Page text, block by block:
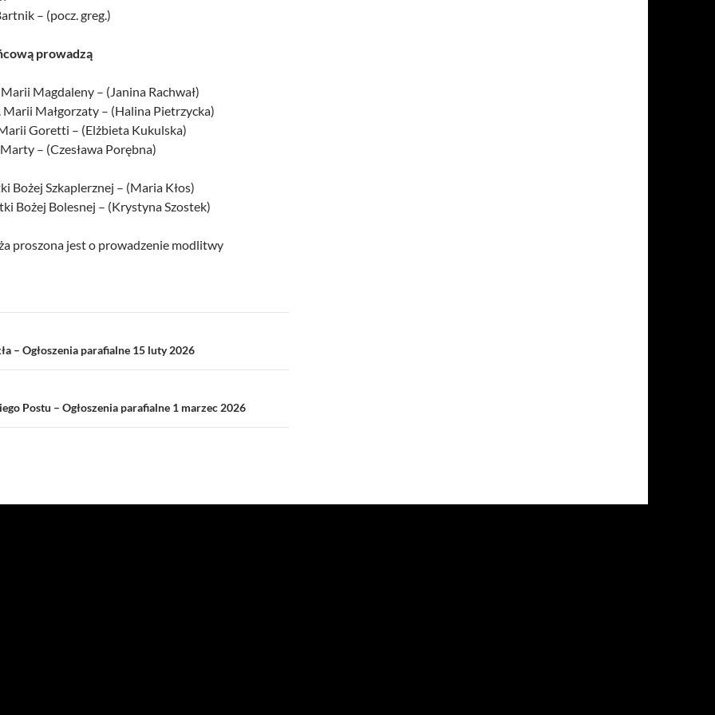
– (pocz. greg.)
prowadzą
Marii Magdaleny – (Janina Rachwał)
Marii Małgorzaty – (Halina Pietrzycka)
Marii Goretti – (Elżbieta Kukulska)
– (Czesława Porębna)
Bożej Szkaplerznej – (Maria Kłos)
Bożej Bolesnej – (Krystyna Szostek)
proszona jest o prowadzenie modlitwy
– Ogłoszenia parafialne 15 luty 2026
Postu – Ogłoszenia parafialne 1 marzec 2026